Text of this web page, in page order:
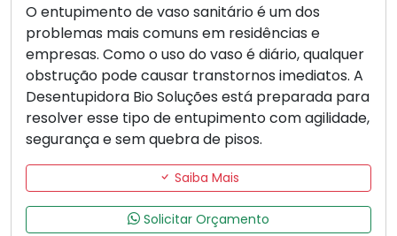
O entupimento de vaso sanitário é um dos
problemas mais comuns em residências e
empresas. Como o uso do vaso é diário, qualquer
obstrução pode causar transtornos imediatos. A
Desentupidora Bio Soluções está preparada para
resolver esse tipo de entupimento com agilidade,
segurança e sem quebra de pisos.
Saiba Mais
Solicitar Orçamento